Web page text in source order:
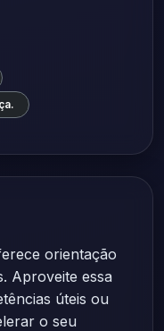
orientação
Aproveite essa
úteis ou
o seu